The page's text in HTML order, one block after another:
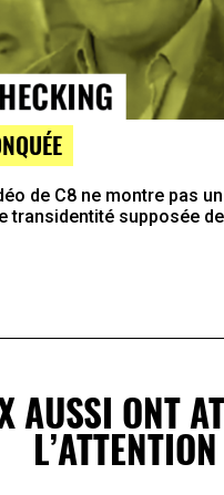
de C8 ne montre pas
transidentité supposée
AUSSI ONT
L’ATTENTION